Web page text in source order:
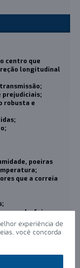
centro que
longitudinal
prejudiciais;
robusta e
poeiras
que a correia
segunda-feira a
de atendimento
será
experiência de
você concorda